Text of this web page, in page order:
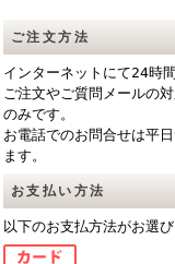
ご注文方法
インターネットにて24時
ご注文やご質問メールの
のみです。
お電話でのお問合せは平
ます。
お支払い方法
以下のお支払方法がお選び